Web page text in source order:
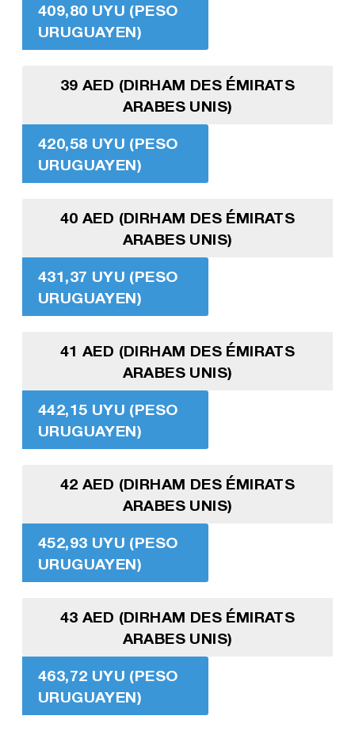
409,80 UYU (PESO
URUGUAYEN)
39 AED (DIRHAM DES ÉMIRATS
ARABES UNIS)
420,58 UYU (PESO
URUGUAYEN)
40 AED (DIRHAM DES ÉMIRATS
ARABES UNIS)
431,37 UYU (PESO
URUGUAYEN)
41 AED (DIRHAM DES ÉMIRATS
ARABES UNIS)
442,15 UYU (PESO
URUGUAYEN)
42 AED (DIRHAM DES ÉMIRATS
ARABES UNIS)
452,93 UYU (PESO
URUGUAYEN)
43 AED (DIRHAM DES ÉMIRATS
ARABES UNIS)
463,72 UYU (PESO
URUGUAYEN)